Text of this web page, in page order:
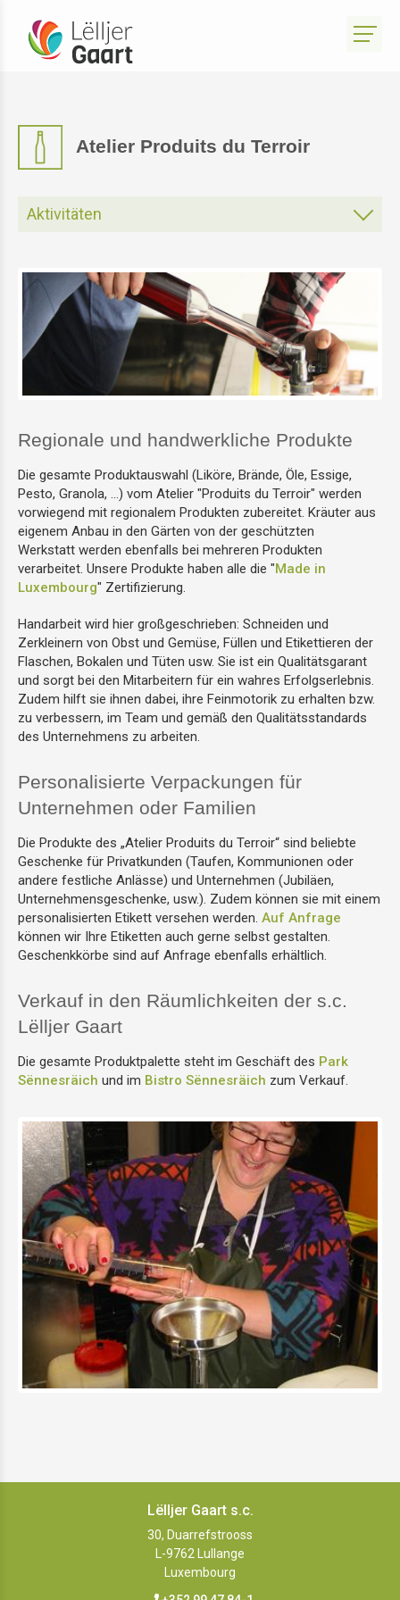
Atelier Produits du Terroir
Aktivitäten
Atelier Park Sënnesräich
Atelier Bistro Sënnesräich
Atelier Produits du Terroir
Wäscheatelier
Auftragsfertigungsatelier
Kreativatelier
Regionale und handwerkliche Produkte
Die gesamte Produktauswahl (Liköre, Brände, Öle, Essige,
Pesto, Granola, ...) vom Atelier "Produits du Terroir" werden
vorwiegend mit regionalem Produkten zubereitet. Kräuter aus
eigenem Anbau in den Gärten von der geschützten
Werkstatt werden ebenfalls bei mehreren Produkten
verarbeitet. Unsere Produkte haben alle die "Made in
Luxembourg" Zertifizierung.
Handarbeit wird hier großgeschrieben: Schneiden und
Zerkleinern von Obst und Gemüse, Füllen und Etikettieren der
Flaschen, Bokalen und Tüten usw. Sie ist ein Qualitätsgarant
und sorgt bei den Mitarbeitern für ein wahres Erfolgserlebnis.
Zudem hilft sie ihnen dabei, ihre Feinmotorik zu erhalten bzw.
zu verbessern, im Team und gemäß den Qualitätsstandards
des Unternehmens zu arbeiten.
Personalisierte Verpackungen für
Unternehmen oder Familien
Die Produkte des „Atelier Produits du Terroir“ sind beliebte
Geschenke für Privatkunden (Taufen, Kommunionen oder
andere festliche Anlässe) und Unternehmen (Jubiläen,
Unternehmensgeschenke, usw.). Zudem können sie mit einem
personalisierten Etikett versehen werden. Auf Anfrage
können wir Ihre Etiketten auch gerne selbst gestalten.
Geschenkkörbe sind auf Anfrage ebenfalls erhältlich.
Verkauf in den Räumlichkeiten der s.c.
Lëlljer Gaart
Die gesamte Produktpalette steht im Geschäft des Park
Sënnesräich und im Bistro Sënnesräich zum Verkauf.
Lëlljer Gaart s.c.
30, Duarrefstrooss
L-9762 Lullange
Luxembourg